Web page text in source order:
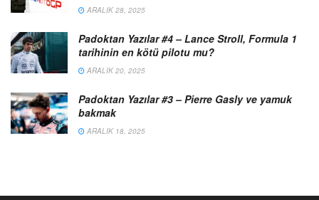
ARALIK 28, 2025
Padoktan Yazılar #4 – Lance Stroll, Formula 1
tarihinin en kötü pilotu mu?
ARALIK 20, 2025
Padoktan Yazılar #3 – Pierre Gasly ve yamuk
bakmak
ARALIK 18, 2025